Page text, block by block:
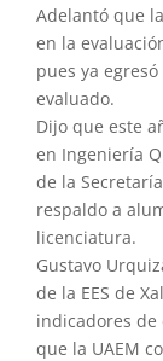
Adelantó que
en la
pues ya
evaluado.
Dijo que este
en Ingeniería
de la
respaldo a
licenciatura.
Gustavo
de la EES de
indicadores de
que la UAEM